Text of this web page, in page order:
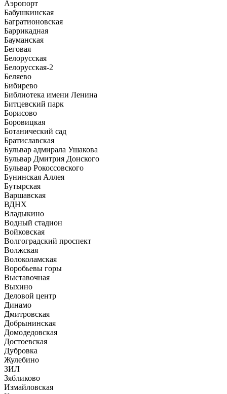
Аэропорт
Бабушкинская
Багратионовская
Баррикадная
Бауманская
Беговая
Белорусская
Белорусская-2
Беляево
Бибирево
Библиотека имени Ленина
Битцевский парк
Борисово
Боровицкая
Ботанический сад
Братиславская
Бульвар адмирала Ушакова
Бульвар Дмитрия Донского
Бульвар Рокоссовского
Бунинская Аллея
Бутырская
Варшавская
ВДНХ
Владыкино
Водный стадион
Войковская
Волгоградский проспект
Волжская
Волоколамская
Воробьевы горы
Выставочная
Выхино
Деловой центр
Динамо
Дмитровская
Добрынинская
Домодедовская
Достоевская
Дубровка
Жулебино
ЗИЛ
Зябликово
Измайловская